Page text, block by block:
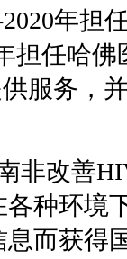
年担
担任哈佛
服务，
非改善
种环境
而获得